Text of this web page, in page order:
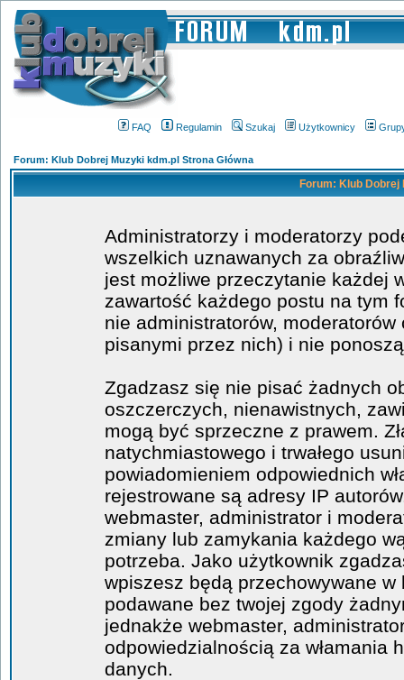
FAQ Regulamin Szukaj Użytkownicy
Forum: Klub Dobrej Muzyki kdm.pl Strona Główna
Forum: Klub
Administratorzy i moderatorzy
wszelkich uznawanych za
jest możliwe przeczytanie każdej
zawartość każdego postu na tym
nie administratorów,
pisanymi przez nich) i nie
Zgadzasz się nie pisać żadnych
oszczerczych, nienawistnych,
mogą być sprzeczne z prawem.
natychmiastowego i trwałego
powiadomieniem odpowiednich
rejestrowane są adresy IP
webmaster, administrator i
zmiany lub zamykania każdego
potrzeba. Jako użytkownik
wpiszesz będą przechowywane
podawane bez twojej zgody
jednakże webmaster,
odpowiedzialnością za włamania
danych.